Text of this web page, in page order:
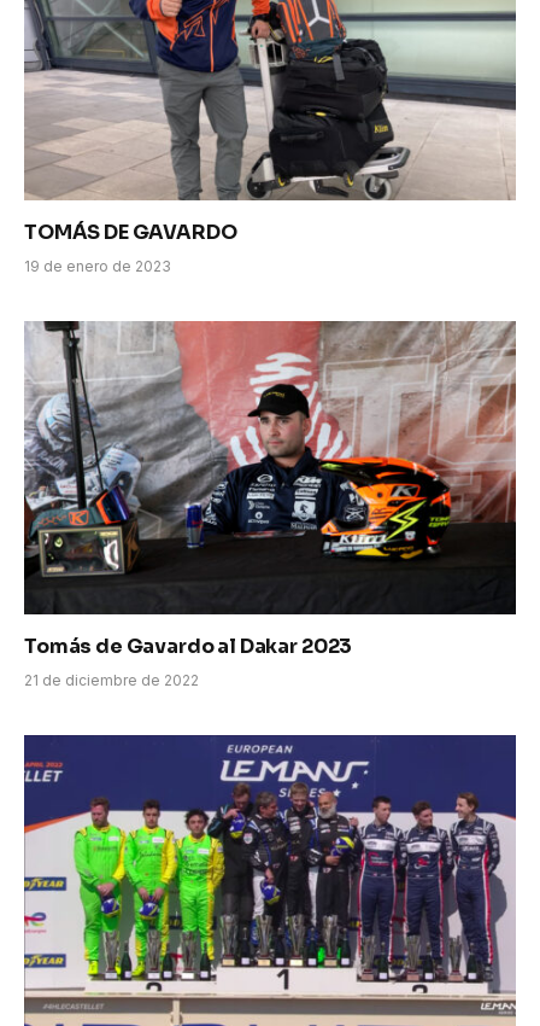
TOMÁS DE GAVARDO
19 de enero de 2023
Tomás de Gavardo al Dakar 2023
21 de diciembre de 2022